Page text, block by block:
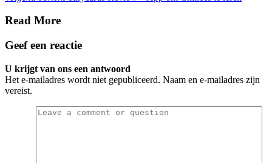
Read More
Geef een reactie
U krijgt van ons een antwoord
Het e-mailadres wordt niet gepubliceerd. Naam en e-mailadres zijn
vereist.